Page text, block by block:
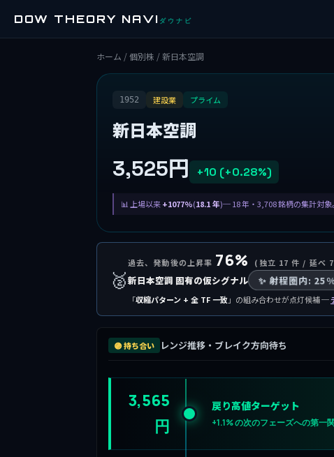
DOW THEORY NAVI ダウナビ
ホーム /個別株 / 新日本空調
1952 建設業 プライム
新日本空調
3,525円 +10 (+0.28%)
上場以来+1077%(18.1 年)─ 18 年・3,708 銘柄の集計対象。
🥈
過去、発動後の上昇率 76% (独立 17 件 / 延べ
新日本空調 固有の仮シグナル ✨ 射程圏内:
「収縮パターン + 全 TF 一致」の組み合わせが点灯候補 ─
🟣 持ち合い レンジ推移・ブレイク方向待ち
3,565
円
戻り高値ターゲット
+1.1% の次のフェーズへの第一